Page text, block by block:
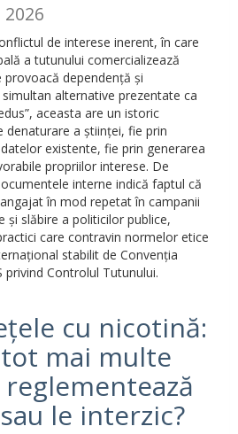
de interese inerent, în care
a tutunului comercializează
provoacă dependență și
alternative prezentate ca
aceasta are un istoric
denaturare a științei, fie prin
existente, fie prin generarea
propriilor interese. De
interne indică faptul că
în mod repetat în campanii
și slăbire a politicilor publice,
care contravin normelor etice
stabilit de Convenția
privind Controlul Tutunului.
cu nicotină:
mai multe
le interzic?